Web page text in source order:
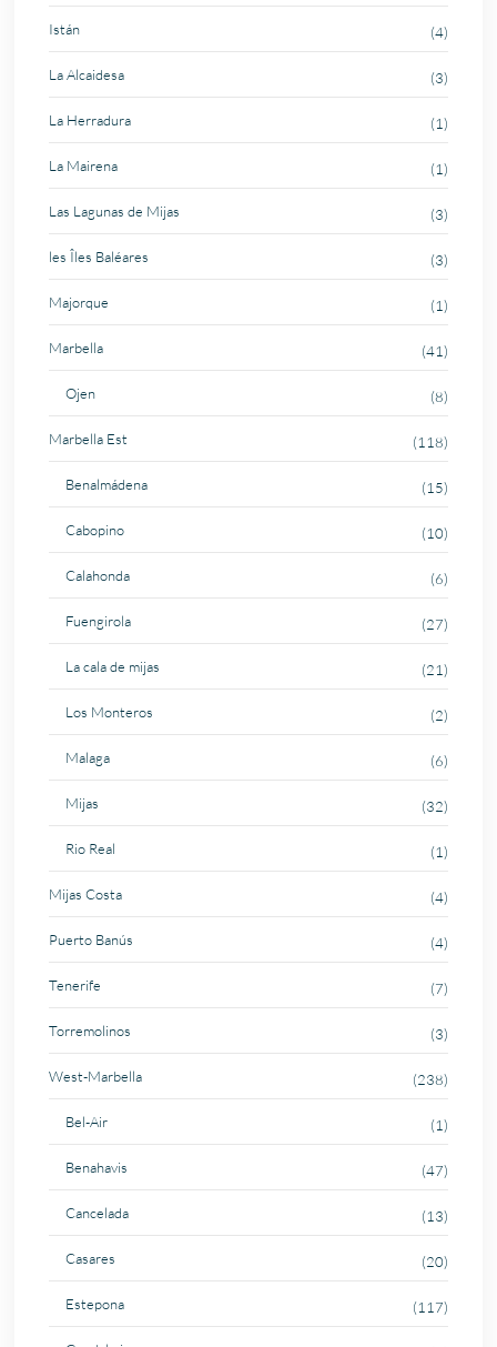
Istán (4)
La Alcaidesa (3)
La Herradura (1)
La Mairena (1)
Las Lagunas de Mijas (3)
les Îles Baléares (3)
Majorque (1)
Marbella (41)
Ojen (8)
Marbella Est (118)
Benalmádena (15)
Cabopino (10)
Calahonda (6)
Fuengirola (27)
La cala de mijas (21)
Los Monteros (2)
Malaga (6)
Mijas (32)
Rio Real (1)
Mijas Costa (4)
Puerto Banús (4)
Tenerife (7)
Torremolinos (3)
West-Marbella (238)
Bel-Air (1)
Benahavis (47)
Cancelada (13)
Casares (20)
Estepona (117)